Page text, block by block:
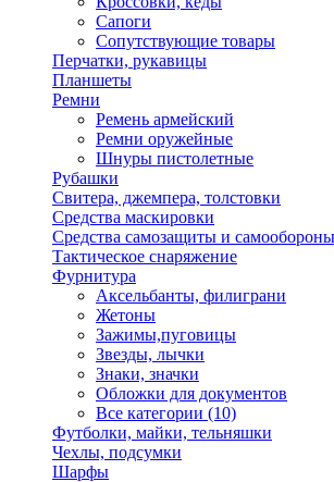
Сапоги
Сопутствующие товары
Перчатки, рукавицы
Планшеты
Ремни
Ремень армейский
Ремни оружейные
Шнуры пистолетные
Рубашки
Свитера, джемпера, толстовки
Средства маскировки
Средства самозащиты и самообороны
Тактическое снаряжение
Фурнитура
Аксельбанты, филиграни
Жетоны
Зажимы,пуговицы
Звезды, лычки
Знаки, значки
Обложки для документов
Все категории (10)
Футболки, майки, тельняшки
Чехлы, подсумки
Шарфы